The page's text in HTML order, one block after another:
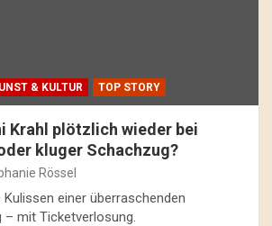
& KULTUR TOP STORY
Krahl plötzlich wieder bei
kluger Schachzug?
Rössel
Kulissen einer überraschenden
mit Ticketverlosung.